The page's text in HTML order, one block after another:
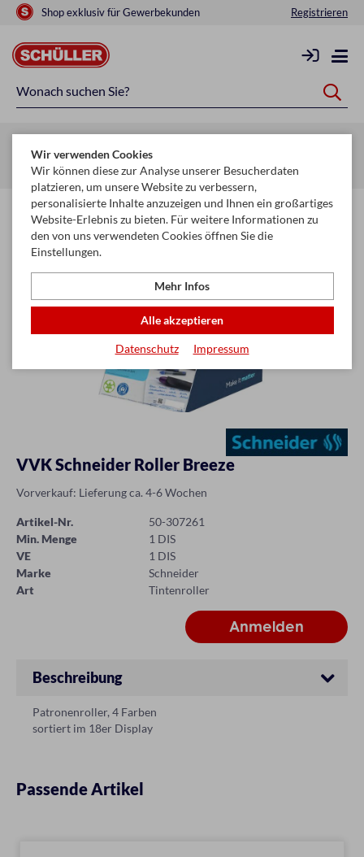
Shop exklusiv für Gewerbekunden Registrieren
Startseite Schule & Büro Schul-Vorverkauf 2026
VVK Schneider Roller Breeze
Vorverkauf: Lieferung ca. 4-6 Wochen
Artikel-Nr.
50-307261
Min. Menge
1 DIS
VE
1 DIS
Marke
Schneider
Art
Tintenroller
Beschreibung
Patronenroller, 4 Farben
sortiert im 18er Display
Passende Artikel
Wir verwenden Cookies
Wir können diese zur Analyse unserer Besucherdaten
platzieren, um unsere Website zu verbessern,
personalisierte Inhalte anzuzeigen und Ihnen ein großartiges
Website-Erlebnis zu bieten. Für weitere Informationen zu
den von uns verwendeten Cookies öffnen Sie die
Einstellungen.
Mehr Infos
Alle akzeptieren
Datenschutz Impressum